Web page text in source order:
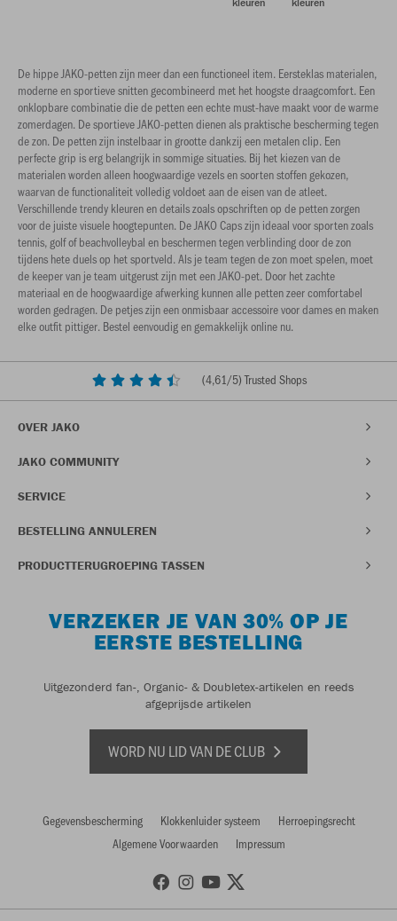
De hippe JAKO-petten zijn meer dan een functioneel item. Eersteklas materialen,
moderne en sportieve snitten gecombineerd met het hoogste draagcomfort. Een
onklopbare combinatie die de petten een echte must-have maakt voor de warme
zomerdagen. De sportieve JAKO-petten dienen als praktische bescherming tegen
de zon. De petten zijn instelbaar in grootte dankzij een metalen clip. Een
perfecte grip is erg belangrijk in sommige situaties. Bij het kiezen van de
materialen worden alleen hoogwaardige vezels en soorten stoffen gekozen,
waarvan de functionaliteit volledig voldoet aan de eisen van de atleet.
Verschillende trendy kleuren en details zoals opschriften op de petten zorgen
voor de juiste visuele hoogtepunten. De JAKO Caps zijn ideaal voor sporten zoals
tennis, golf of beachvolleybal en beschermen tegen verblinding door de zon
tijdens hete duels op het sportveld. Als je team tegen de zon moet spelen, moet
de keeper van je team uitgerust zijn met een JAKO-pet. Door het zachte
materiaal en de hoogwaardige afwerking kunnen alle petten zeer comfortabel
worden gedragen. De petjes zijn een onmisbaar accessoire voor dames en maken
elke outfit pittiger. Bestel eenvoudig en gemakkelijk online nu.
(4,61/5) Trusted Shops
OVER JAKO
JAKO COMMUNITY
SERVICE
BESTELLING ANNULEREN
PRODUCTTERUGROEPING TASSEN
VERZEKER JE VAN 30% OP JE
EERSTE BESTELLING
Uitgezonderd fan-, Organic- & Doubletex-artikelen en reeds
afgeprijsde artikelen
WORD NU LID VAN DE CLUB
Gegevensbescherming Klokkenluider systeem
Herroepingsrecht
Algemene Voorwaarden
Impressum